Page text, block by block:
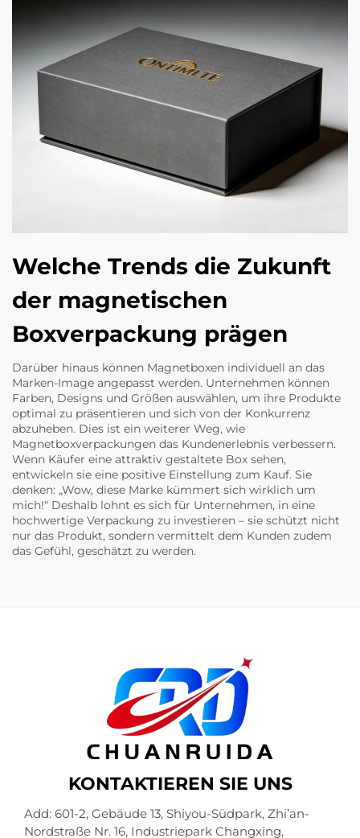
Welche Trends die Zukunft
der magnetischen
Boxverpackung prägen
Darüber hinaus können Magnetboxen individuell an das
Marken-Image angepasst werden. Unternehmen können
Farben, Designs und Größen auswählen, um ihre Produkte
optimal zu präsentieren und sich von der Konkurrenz
abzuheben. Dies ist ein weiterer Weg, wie
Magnetboxverpackungen das Kundenerlebnis verbessern.
Wenn Käufer eine attraktiv gestaltete Box sehen,
entwickeln sie eine positive Einstellung zum Kauf. Sie
denken: „Wow, diese Marke kümmert sich wirklich um
mich!“ Deshalb lohnt es sich für Unternehmen, in eine
hochwertige Verpackung zu investieren – sie schützt nicht
nur das Produkt, sondern vermittelt dem Kunden zudem
das Gefühl, geschätzt zu werden.
KONTAKTIEREN SIE UNS
Add: 601-2, Gebäude 13, Shiyou-Südpark, Zhi’an-
Nordstraße Nr. 16, Industriepark Changxing,